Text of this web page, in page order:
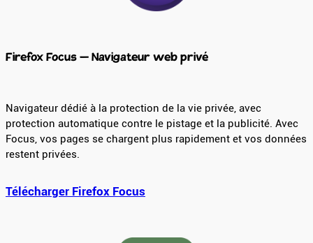
Firefox Focus – Navigateur web privé
Navigateur dédié à la protection de la vie privée, avec
protection automatique contre le pistage et la publicité. Avec
Focus, vos pages se chargent plus rapidement et vos données
restent privées.
Télécharger Firefox Focus